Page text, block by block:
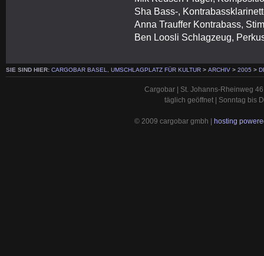
Sha Bass-,
Anna Trauffer Kontrabass,
Ben Loosli Schlagzeug,
SIE SIND HIER: CARGOBAR BASEL, UMSCHLAGPLATZ FÜR KULTUR > ARCHIV > 2005 >
Cargobar | St. Johanns-Rheinweg
täglich geöffnet | Sonntag bis
© 2009 cargobar gmbh | hosting